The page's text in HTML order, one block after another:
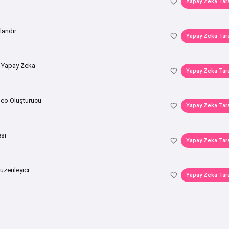
Yapay Zeka
Zeka
Yapay Zeka
Oluşturucu
Yapay Zeka
Yapay Zeka
Yapay Zeka